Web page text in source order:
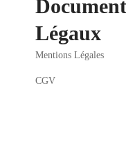
Légaux
Mentions Légales
CGV